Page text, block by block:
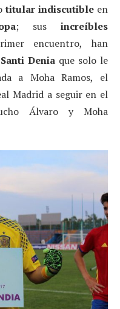
titular indiscutible en
; sus increíbles
encuentro, han
Denia que solo le
a Moha Ramos, el
Madrid a seguir en el
Álvaro y Moha